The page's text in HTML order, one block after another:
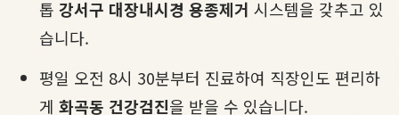
톱 강서구 대장내시경 용종제거 시스템을 갖추고 있
습니다.
평일 오전 8시 30분부터 진료하여 직장인도 편리하
게 화곡동 건강검진을 받을 수 있습니다.